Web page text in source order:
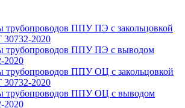
трубопроводов ППУ ПЭ с закольцовкой
2020
трубопроводов ППУ ПЭ с выводом
2020
трубопроводов ППУ ОЦ с закольцовкой
2020
трубопроводов ППУ ОЦ с выводом
2020